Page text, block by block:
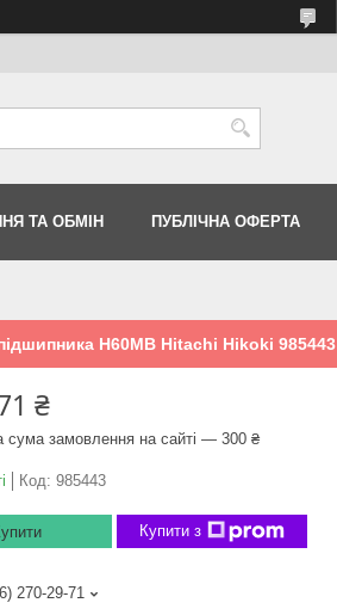
ТА ОБМІН ПУБЛІЧНА ОФЕРТА
H60MB Hitachi Hikoki 985443
₴
сума замовлення на сайті — 300 ₴
Код: 985443
Купити з
270-29-71